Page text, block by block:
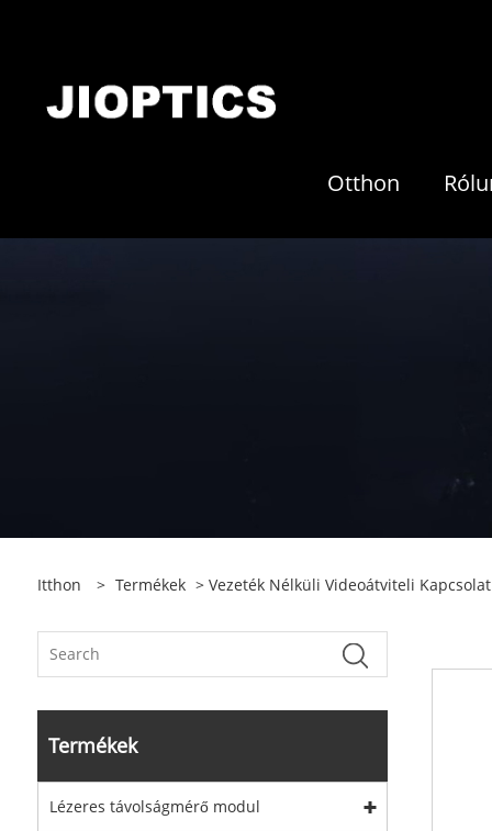
Otthon
Itthon > Termékek > Vezeték Nélküli Videoátviteli Kapcsolat
Termékek
Lézeres távolságmérő modul